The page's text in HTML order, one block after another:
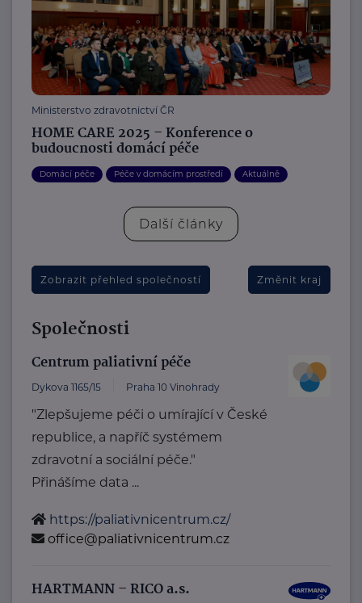
Ministerstvo zdravotnictví ČR
HOME CARE 2025 – Konference o
budoucnosti domácí péče
Domácí péče Péče v domácím prostředí Aktuálně
Další články
Zobrazit přehled společností Změnit kraj
Společnosti
Centrum paliativní péče
Dykova 1165/15 Praha 10 Vinohrady
"Zlepšujeme péči o umírající v České
republice, a napříč systémem
zdravotní a sociální péče."
Přinášíme data ...
https://paliativnicentrum.cz/
office@paliativnicentrum.cz
HARTMANN – RICO a.s.